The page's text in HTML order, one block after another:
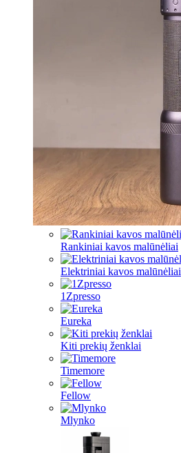
Rankiniai kavos malūnėliai
Elektriniai kavos malūnėliai
1Zpresso
Eureka
Kiti prekių ženklai
Timemore
Fellow
Mlynko